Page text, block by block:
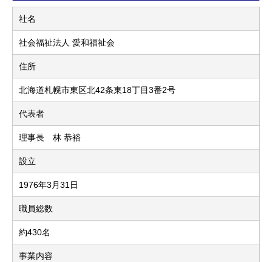
社名
社会福祉法人 愛和福祉会
住所
北海道札幌市東区北42条東18丁目3番2号
代表者
理事長 林 恭裕
設立
1976年3月31日
職員総数
約430名
事業内容